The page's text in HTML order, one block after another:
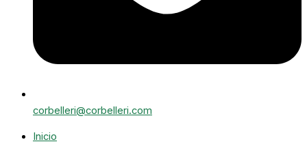
corbelleri@corbelleri.com
Inicio